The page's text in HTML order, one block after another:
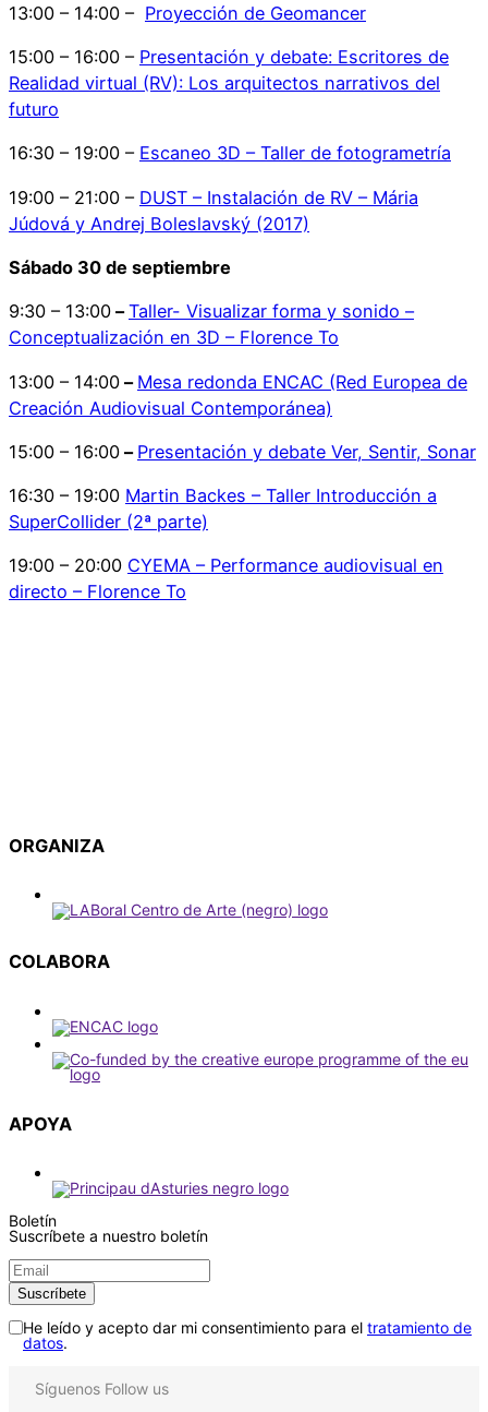
13:00 – 14:00 – Proyección de Geomancer
15:00 – 16:00 – Presentación y debate: Escritores de
Realidad virtual (RV): Los arquitectos narrativos del
futuro
16:30 – 19:00 – Escaneo 3D – Taller de fotogrametría
19:00 – 21:00 – DUST – Instalación de RV – Mária
Júdová y Andrej Boleslavský (2017)
Sábado 30 de septiembre
9:30 – 13:00 –Taller- Visualizar forma y sonido –
Conceptualización en 3D – Florence To
13:00 – 14:00 – Mesa redonda ENCAC (Red Europea de
Creación Audiovisual Contemporánea)
15:00 – 16:00 – Presentación y debate Ver, Sentir, Sonar
16:30 – 19:00 Martin Backes – Taller Introducción a
SuperCollider (2ª parte)
19:00 – 20:00 CYEMA – Performance audiovisual en
directo – Florence To
ORGANIZA
COLABORA
APOYA
Boletín
Suscríbete a nuestro boletín
He leído y acepto dar mi consentimiento para el tratamiento de
datos.
Síguenos Follow us